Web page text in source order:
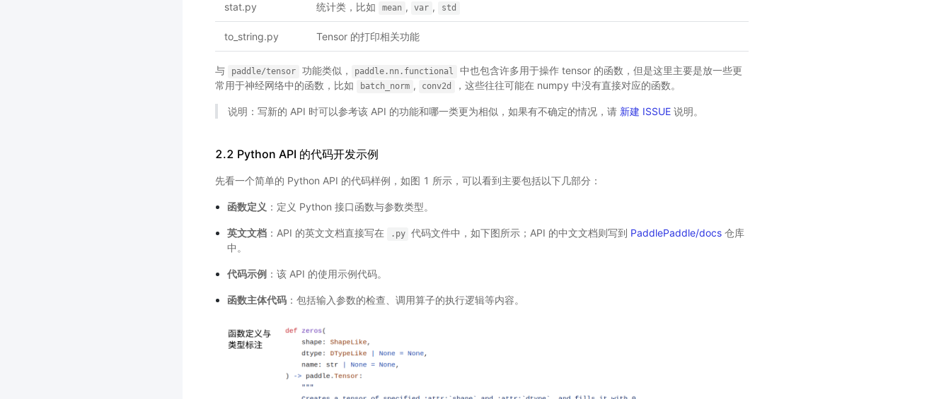
stat.py 统计类，比如 mean , var , std
to_string.py Tensor 的打印相关功能
与 paddle/tensor 功能类似， paddle.nn.functional
中也包含许多用于操作 tensor 的函数，但是这里主要是放一些更
常用于神经网络中的函数，比如
batch_norm , conv2d ，这些往往可能在 numpy 中没有直接对应的函数。
说明：写新的 API 时可以参考该 API 的功能和哪一类更为相似，如果有不确定的情况，请 新建 ISSUE说明。
2.2 Python API 的代码开发示例
先看一个简单的 Python API 的代码样例，如图 1 所示，可以看到主要包括以下几部分：
函数定义 ：定义 Python 接口函数与参数类型。
英文文档：API 的英文文档直接写在 .py 代码文件中，如下图所示；API 的中文文档则写到 PaddlePaddle/docs 仓库
中。
代码示例：该 API 的使用示例代码。
函数主体代码：包括输入参数的检查、调用算子的执行逻辑等内容。